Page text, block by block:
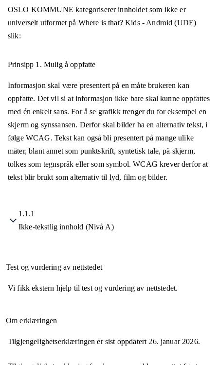
OSLO KOMMUNE kategoriserer innholdet som ikke er
universelt utformet på Where is that? Kids - Android (UDE)
slik:
Prinsipp 1. Mulig å oppfatte
Informasjon skal være presentert på en måte brukeren kan
oppfatte. Det vil si at informasjon ikke bare skal kunne oppfattes
med én enkelt sans. For å se grafikk trenger du for eksempel en
skjerm og synssansen. Derfor skal bilder ha en alternativ tekst, i
følge WCAG. Tekst kan også bli presentert på mange ulike
måter, blant annet som punktskrift, syntetisk tale, på skjerm,
tolkes som tegnspråk eller som symbol. WCAG krever derfor at
tekst blir brukt som alternativ til lyd, film og bilder.
1.1.1
Ikke-tekstlig innhold (Nivå A)
Test og vurdering av nettstedet
Vi fikk ekstern hjelp til test og vurdering av nettstedet.
Om erklæringen
Tilgjengelighetserklæringen er sist oppdatert26. januar 2026.